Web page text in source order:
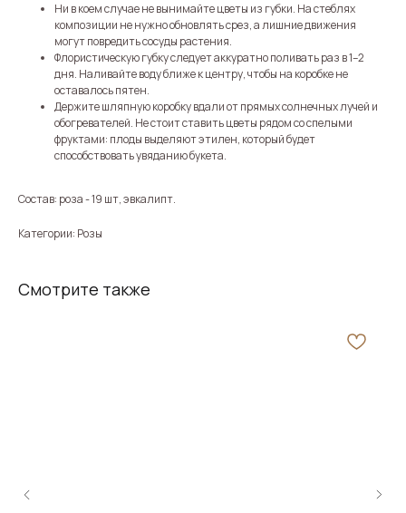
Ни в коем случае не вынимайте цветы из губки. На стеблях
композиции не нужно обновлять срез, а лишние движения
могут повредить сосуды растения.
Флористическую губку следует аккуратно поливать раз в 1–2
дня. Наливайте воду ближе к центру, чтобы на коробке не
оставалось пятен.
Держите шляпную коробку вдали от прямых солнечных лучей и
обогревателей. Не стоит ставить цветы рядом со спелыми
фруктами: плоды выделяют этилен, который будет
способствовать увяданию букета.
Состав: роза - 19 шт, эвкалипт.
Категории: Розы
Смотрите также